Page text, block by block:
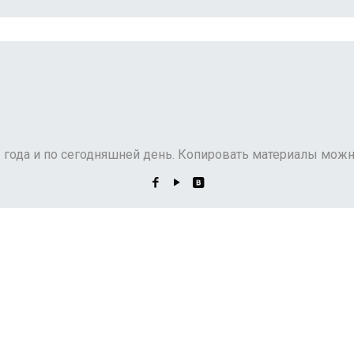
года и по сегодняшней день. Копировать материалы